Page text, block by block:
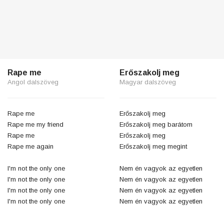
Rape me
Angol dalszöveg
Rape me
Rape me my friend
Rape me
Rape me again
I'm not the only one
I'm not the only one
I'm not the only one
I'm not the only one
Erőszakolj meg
Magyar dalszöveg
Erőszakolj meg
Erőszakolj meg barátom
Erőszakolj meg
Erőszakolj meg megint
Nem én vagyok az egyetlen
Nem én vagyok az egyetlen
Nem én vagyok az egyetlen
Nem én vagyok az egyetlen